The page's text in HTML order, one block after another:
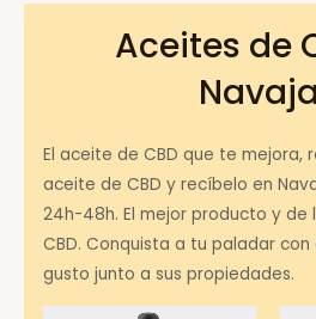
Aceites de
El aceite de CBD que te mejora,
aceite de CBD y recíbelo en
24h-48h. El mejor producto y de
CBD. Conquista a tu paladar
gusto junto a sus propiedades.